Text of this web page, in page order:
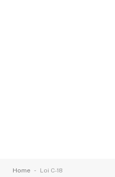
Home - Loi C-18